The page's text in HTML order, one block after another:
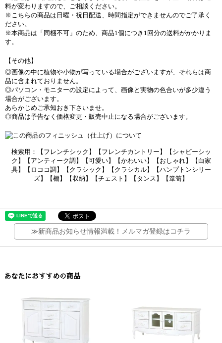
料が変わりますので、ご相談ください。
※こちらの商品は日曜・祝日配送、時間指定ができませんのでご了承く
ださい。
※本商品は「同梱不可」のため、商品1個につき1回分の送料がかかりま
す。
【その他】
◎画像の中に植物や小物が写っている場合がございますが、それらは商
品に含まれておりません。
◎パソコン・モニターの設定によって、画像と実物の色合いが多少違う
場合がございます。
あらかじめご承知おき下さいませ。
◎商品は予告なく価格変更・販売中止になる場合がございます。
検索用：【フレンチシック】【フレンチカントリー】【シャビーシッ
ク】【アンティーク調】【可愛い】【かわいい】【おしゃれ】【白家
具】【ロココ調】【クラシック】【クラシカル】【ハンプトンシリー
ズ】【棚】【収納】【チェスト】【タンス】【箪笥】
≫新商品お知らせ情報満載！メルマガ登録はコチラ
あなたにおすすめの商品